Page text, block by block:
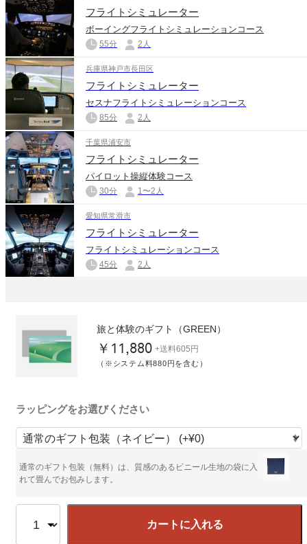
フライトシミュレーター
ボーイングフライトシミュレーションコース
55分 2人
兵庫県神戸市長田区
フライトシミュレーター
セスナフライトシミュレーションコース
85分 2人
千葉県浦安市
フライトシミュレーター
パイロット操縦体験コース
30分 1〜2人
愛知県常滑市
フライトシミュレーター
フライトシミュレーションコース
45分 2人
旅と体験のギフト（GREEN）
￥11,880 +送料605円
（※システム料880円を含む）
ラッピングをお選びください
通常のギフト包装（無料）は、質感のあるビニール生地の袋に入
れて畳んでお包みします。
カートに入れる